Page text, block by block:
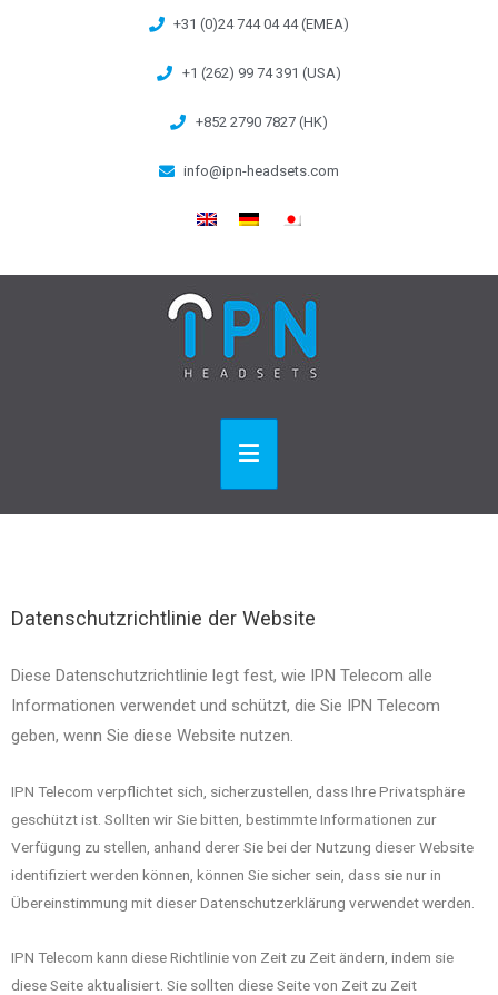
+31 (0)24 744 04 44 (EMEA)
+1 (262) 99 74 391 (USA)
+852 2790 7827 (HK)
info@ipn-headsets.com
Datenschutzrichtlinie der Website
Diese Datenschutzrichtlinie legt fest, wie IPN Telecom alle
Informationen verwendet und schützt, die Sie IPN Telecom
geben, wenn Sie diese Website nutzen.
IPN Telecom verpflichtet sich, sicherzustellen, dass Ihre Privatsphäre
geschützt ist. Sollten wir Sie bitten, bestimmte Informationen zur
Verfügung zu stellen, anhand derer Sie bei der Nutzung dieser Website
identifiziert werden können, können Sie sicher sein, dass sie nur in
Übereinstimmung mit dieser Datenschutzerklärung verwendet werden.
IPN Telecom kann diese Richtlinie von Zeit zu Zeit ändern, indem sie
diese Seite aktualisiert. Sie sollten diese Seite von Zeit zu Zeit